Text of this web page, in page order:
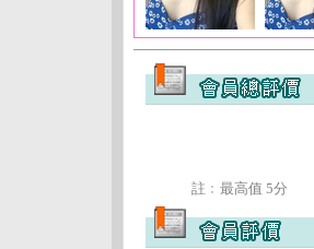
註﹕最高值 5分